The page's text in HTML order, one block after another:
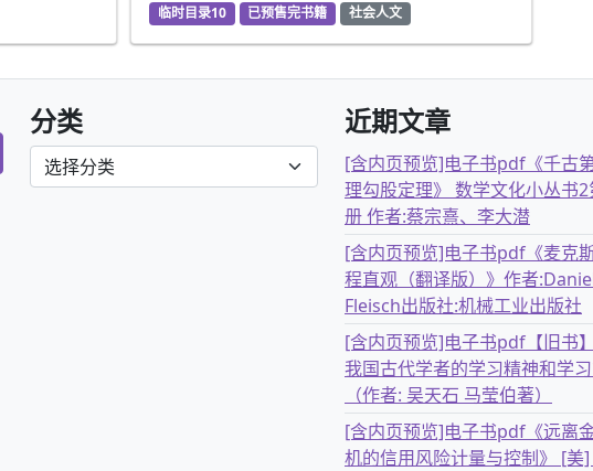
临时目录10 已预售完书籍 社会人文
分类
分类
近期文章
[含内页预览]电子书pdf《千古
理勾股定理》 数学文化小丛书
册 作者:蔡宗熹、李大潜
[含内页预览]电子书pdf《麦克
程直观（翻译版）》作者
Fleisch出版社:机械工业出版社
[含内页预览]电子书pdf【旧书
我国古代学者的学习精神和学
（作者: 吴天石 马莹伯著）
[含内页预览]电子书pdf《远离
机的信用风险计量与控制》 [美]